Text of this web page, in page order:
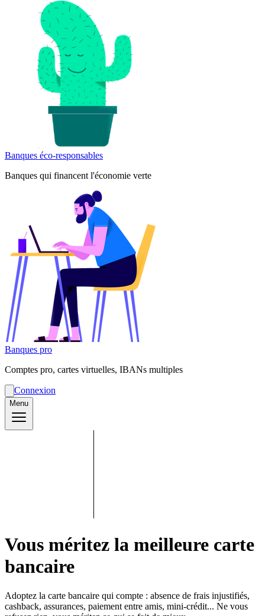
Banques éco-responsables
Banques qui financent l'économie verte
Banques pro
Comptes pro, cartes virtuelles, IBANs multiples
Connexion
Menu
Vous méritez la meilleure carte
bancaire
Adoptez la carte bancaire qui compte : absence de frais injustifiés,
cashback, assurances, paiement entre amis, mini-crédit... Ne vous